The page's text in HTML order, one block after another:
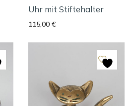
Uhr mit Stiftehalter
115,00 €